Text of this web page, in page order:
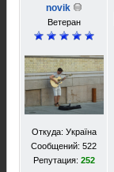
novik
Ветеран
Откуда: Україна
Сообщений: 522
Репутация: 252